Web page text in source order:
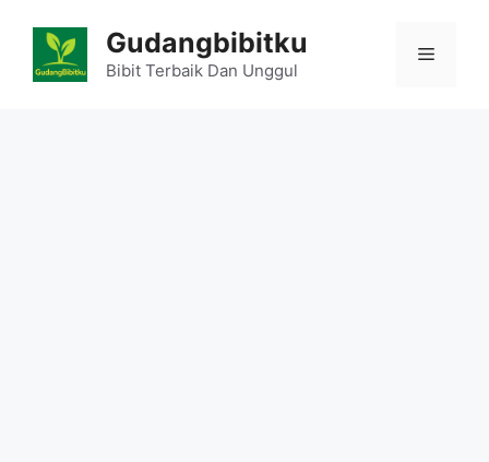
content
Gudangbibitku
Bibit Terbaik Dan Unggul
Menu